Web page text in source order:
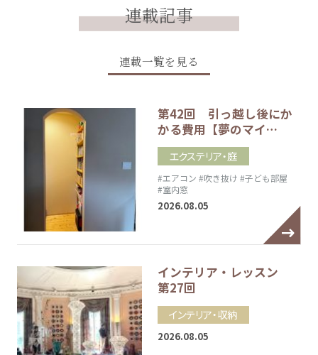
連載記事
連載一覧を見る
第42回 引っ越し後にか
かる費用【夢のマイ…
エクステリア・庭
#エアコン #吹き抜け #子ども部屋
#室内窓
2026.08.05
インテリア・レッスン
第27回
インテリア・収納
2026.08.05